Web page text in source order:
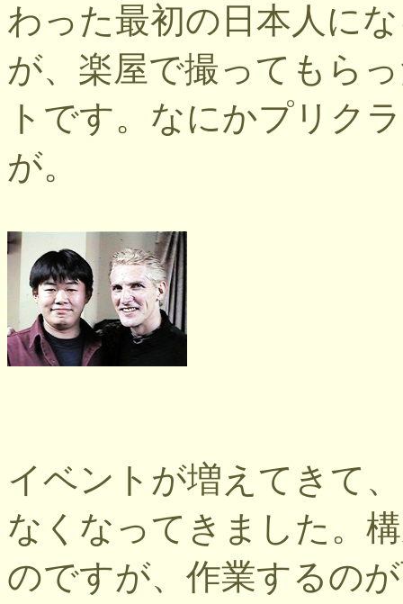
わった最初の日本人に
が、楽屋で撮ってもら
トです。なにかプリク
が。
イベントが増えてきて
なくなってきました。
のですが、作業するの